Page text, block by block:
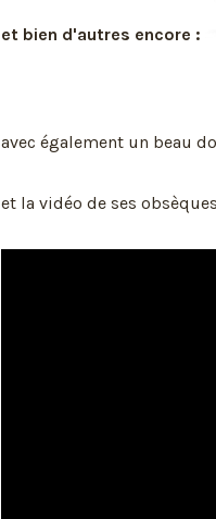
et bien d'autres encore :
avec également un beau
et la vidéo de ses